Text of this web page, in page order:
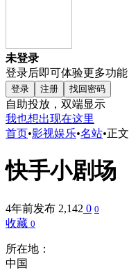
未登录
登录后即可体验更多功能
登录 注册 找回密码
自助投放，双端显示
我也想出现在这里
首页•影视娱乐•名站•正文
快手小剧场
4年前发布 2,142 0 0
收藏 0
所在地：
中国